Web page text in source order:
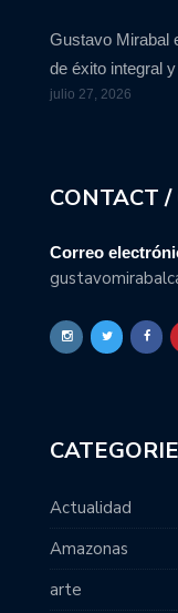
Gustavo Mirabal
de éxito integral
julio 27, 2026
CONTACT
Correo
Actualidad
Amazonas
arte